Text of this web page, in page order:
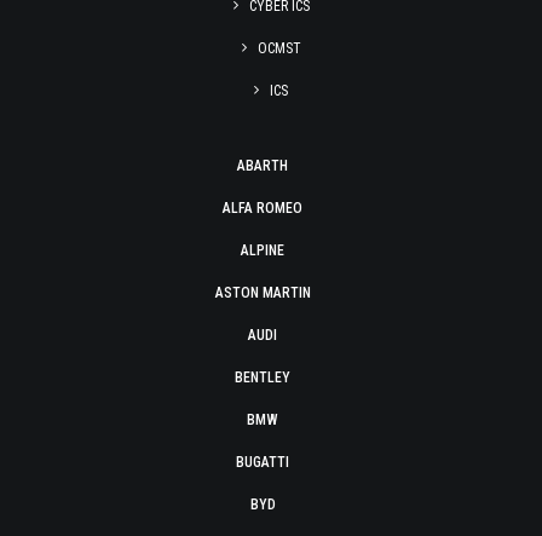
CYBER ICS
OCMST
ICS
ABARTH
ALFA ROMEO
ALPINE
ASTON MARTIN
AUDI
BENTLEY
BMW
BUGATTI
BYD